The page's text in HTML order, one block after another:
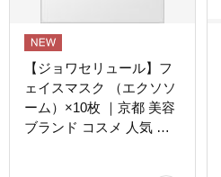
【ジョワセリュール】フ
ェイスマスク （エクソソ
ーム）×10枚 ｜京都 美容
ブランド コスメ 人気 コ